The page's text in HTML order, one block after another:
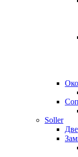
Soller